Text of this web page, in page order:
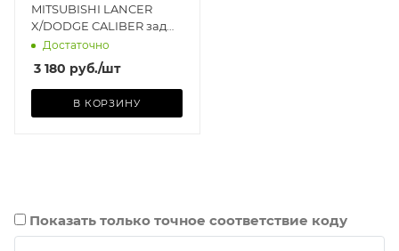
MITSUBISHI LANCER
X/DODGE CALIBER зад
подв продольного OE
MAB-CW8
Достаточно
3 180 руб./шт
В КОРЗИНУ
Показать только точное соответствие коду